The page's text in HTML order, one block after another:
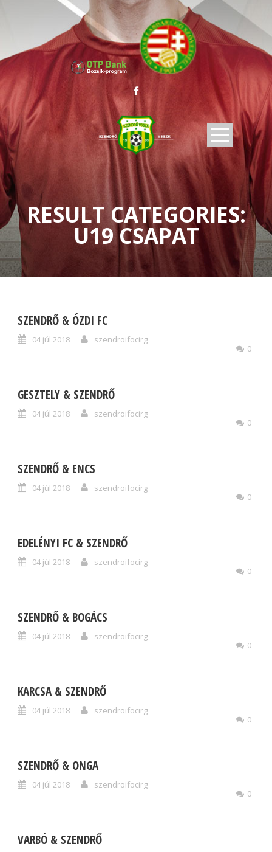
RESULT CATEGORIES:
U19 CSAPAT
SZENDRŐ & ÓZDI FC
04 júl 2018
szendroifocirg
0
GESZTELY & SZENDRŐ
04 júl 2018
szendroifocirg
0
SZENDRŐ & ENCS
04 júl 2018
szendroifocirg
0
EDELÉNYI FC & SZENDRŐ
04 júl 2018
szendroifocirg
0
SZENDRŐ & BOGÁCS
04 júl 2018
szendroifocirg
0
KARCSA & SZENDRŐ
04 júl 2018
szendroifocirg
0
SZENDRŐ & ONGA
04 júl 2018
szendroifocirg
0
VARBÓ & SZENDRŐ